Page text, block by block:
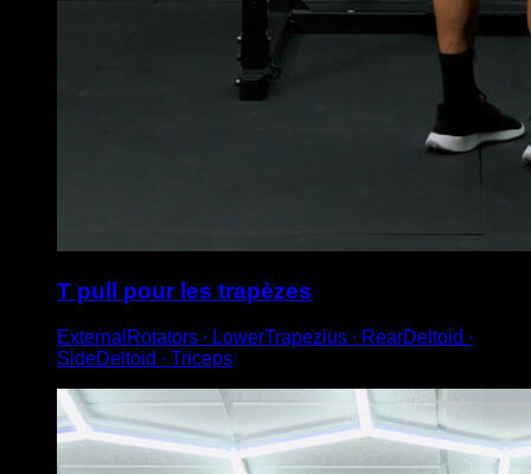
T pull pour les trapèzes
ExternalRotators ∙ LowerTrapezius ∙ RearDeltoid ∙
SideDeltoid ∙ Triceps